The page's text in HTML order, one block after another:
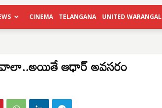
CINEMA TELANGANA UNITED WARANGAL
ఆధార్ అవసరం